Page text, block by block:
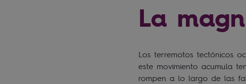
La
Los terremotos tectónicos
este movimiento acumula
rompen a lo largo de las